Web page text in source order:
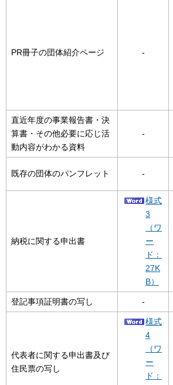
PR冊子の団体紹介ページ -
直近年度の事業報告書・決
算書・その他必要に応じ活
動内容がわかる資料
-
既存の団体のパンフレット -
納税に関する申出書
様式
3
（ワ
ー
ド：
27K
B）
登記事項証明書の写し -
代表者に関する申出書及び
住民票の写し
様式
4
（ワ
ー
ド：